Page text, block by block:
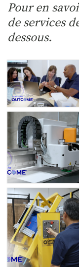
Pour en
de services
dessous.